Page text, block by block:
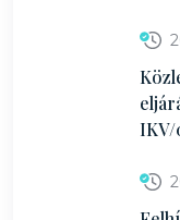
IKV/